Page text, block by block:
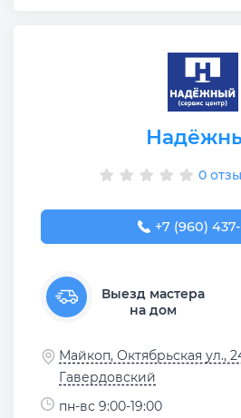
0
+7 (960) 437-
+7 (960)
Выезд мастера
на дом
Майкоп, Октябрьская ул.,
Гавердовский
пн-вс 9:00-19:00